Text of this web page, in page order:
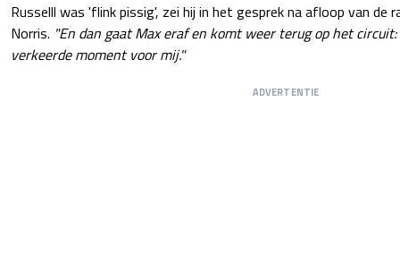
Russelll was 'flink pissig', zei hij in het gesprek na afloop van de
Norris. "En dan gaat Max eraf en komt weer terug op het
verkeerde moment voor mij."
ADVERTENTIE